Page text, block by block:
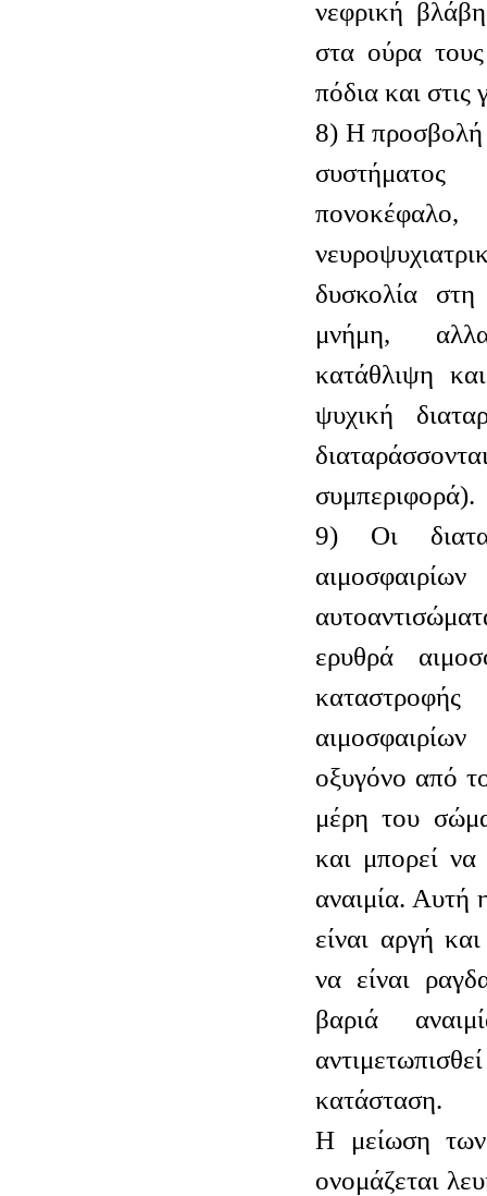
νεφρική
στα ούρα
πόδια και στις
8) Η προσβολή
δυσκολία
μνήμη,
κατάθλιψη
ψυχική
συμπεριφορά).
9) Οι
ερυθρά
οξυγόνο από
μέρη του
και μπορεί να
αναιμία. Αυτή
είναι αργή
να είναι
βαριά
κατάσταση.
Η μείωση των
ονομάζεται